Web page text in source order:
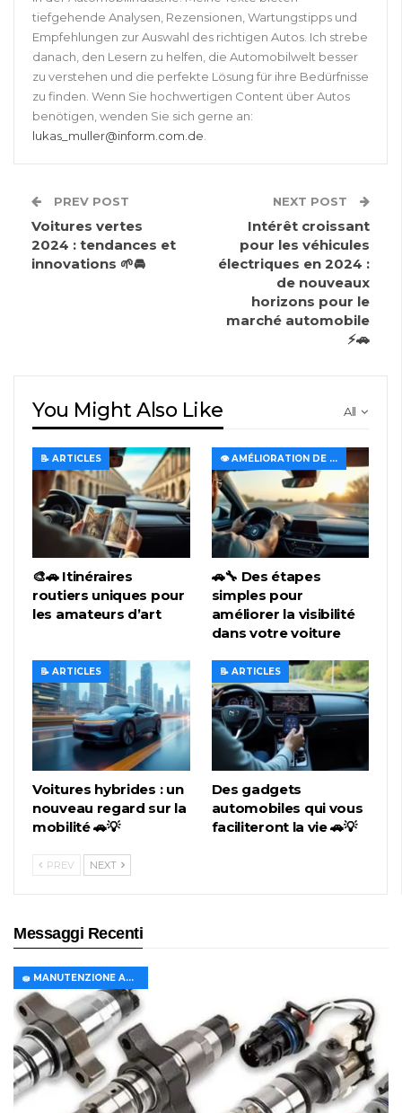
tiefgehende Analysen, Rezensionen, Wartungstipps und
Empfehlungen zur Auswahl des richtigen Autos. Ich strebe
danach, den Lesern zu helfen, die Automobilwelt besser
zu verstehen und die perfekte Lösung für ihre Bedürfnisse
zu finden. Wenn Sie hochwertigen Content über Autos
benötigen, wenden Sie sich gerne an:
lukas_muller@inform.com.de.
PREV POST
Voitures vertes
2024 : tendances et
innovations 🌱🚘
NEXT POST
Intérêt croissant
pour les véhicules
électriques en 2024 :
de nouveaux
horizons pour le
marché automobile
⚡🚗
All
You Might Also Like
📝 ARTICLES
🎨🚗 Itinéraires
routiers uniques pour
les amateurs d’art
👁️ AMÉLIORATION DE LA VISIBILITÉ ET DE L'ÉCLAIRAGE
🚗🔧 Des étapes
simples pour
améliorer la visibilité
dans votre voiture
📝 ARTICLES
Voitures hybrides : un
nouveau regard sur la
mobilité 🚗💡
📝 ARTICLES
Des gadgets
automobiles qui vous
faciliteront la vie 🚗💡
PREV NEXT
Messaggi Recenti
🧽 MANUTENZIONE AUTO